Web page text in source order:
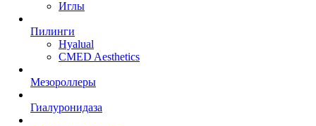
Иглы
Пилинги
Hyalual
CMED Aesthetics
Мезороллеры
Гиалуронидаза